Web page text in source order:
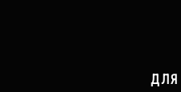
ДЛЯ